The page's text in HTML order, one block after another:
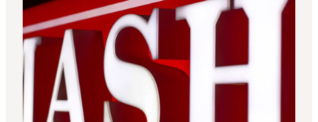
Odense erleben
Veranstaltungen
Reiseplanung
Inspiration